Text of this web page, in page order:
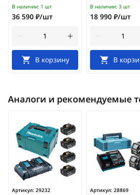
В наличии: 1 шт
36 590 ₽/шт
В корзину
В наличии: 3 шт
18 990 ₽/шт
В
Аналоги и рекомендуемые
Артикул: 29232
Артикул: 28869